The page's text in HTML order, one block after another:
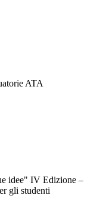
ATA
idee" IV Edizione –
gli studenti